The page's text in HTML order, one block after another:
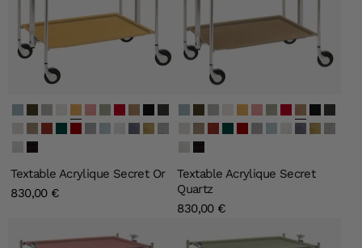
Secret Bleu ClairSecret Vert OliveSecret Argent
Secret Ivoire
Secret Or Secret Rose ClairSecret Vert ClairSecret Carmine
Secret Quartz
Lin NoirLin Gris
Lin BlancLin Naturel
Lin Bourgogne
Lin Vert Emeraude
Lin Bordeau
Lin Gris Souris
Lin Bleu Gris GivréPerle NoireOld GoldOld Silver
Blanc
Noir
Textable Acrylique Secret Or
830,00 €
Secret Bleu ClairSecret Vert OliveSecret Argent
Secret Ivoire
Secret Or Secret Rose ClairSecret Vert ClairSecret Carmine
Secret Quartz
Lin NoirLin Gris
Lin BlancLin Naturel
Lin Bourgogne
Lin Vert Emeraude
Lin Bordeau
Lin Gris Souris
Lin Bleu Gris GivréPerle NoireOld GoldOld Silver
Blanc
Noir
Textable Acrylique Secret
Quartz
830,00 €